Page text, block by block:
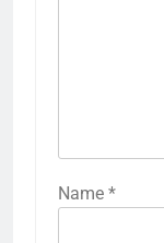
Name *